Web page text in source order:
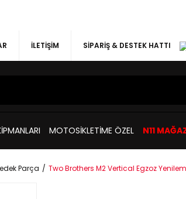
İLETİŞİM SİPARİŞ & DESTEK HATTI
MOTOSİKLETİME ÖZEL N11
Parça Two Brothers M2 Vertical Egzoz